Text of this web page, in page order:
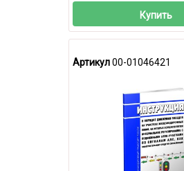
Купить
Артикул00-01046421